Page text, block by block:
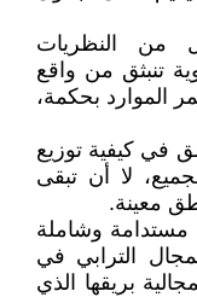
من النظريات
تنبثق من واقع
الموارد بحكمة،
في كيفية توزيع
لا أن تبقى
معينة.
مستدامة وشاملة
الترابي في
بريقها الذي